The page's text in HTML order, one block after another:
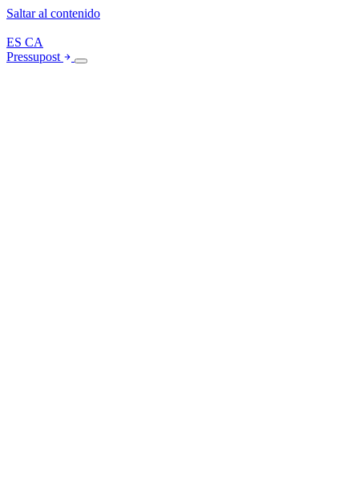
Saltar al contenido
ES CA
Pressupost